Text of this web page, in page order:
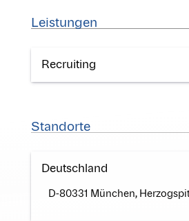
Leistungen
Recruiting
Standorte
Deutschland
D-80331 München,